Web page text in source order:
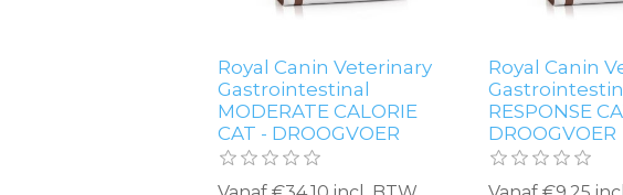
Royal Canin Veterinary
Gastrointestinal
MODERATE CALORIE
CAT - DROOGVOER
Royal Canin
RESPONSE
DROOGVOER